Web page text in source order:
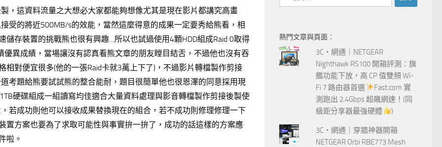
，這資料流量之大想必大家都能夠想像尤其是現在影片都講究高畫
受的將近500MB/s的效能，當然這麼得意的成果一定要秀給熊看，相
存裝置的挑戰熊也很有興趣…所以也試過使用4顆HDD組成Raid 0取得
異成績，當場讓沒有認真看熊文章的朋友瞠目結舌，不過他也沒有吞
對便宜很多(他的一張Raid卡就3萬上下了)，不過影片轉檔製作剪接
考題給熊要試試熊的整合能耐，題目很簡單他也很恩澤的同意採用現
硬碟組成一組讀寫均佳適合大量資料處理與影音轉檔製作剪接後製使
若成功則他可以接收成果替換現在的組合，若不成功則修理修理一下
方案也要為了求取可能性與事實拚一拚了，成功的話這樣的方案應
啦。
尋
字:
熱門文章與頁面︰
3C‧網通｜NETGEAR
Nighthawk RS100 開箱評測：旗
艦功能下放，高 CP 值雙頻 Wi-
Fi 7 路由器首選
Fast.com 實
測跑出 2.4Gbps 超飆網速！(同
級距分享器最強硬體
)
3C‧網通｜穿牆神器開箱
NETGEAR Orbi RBE773 Mesh